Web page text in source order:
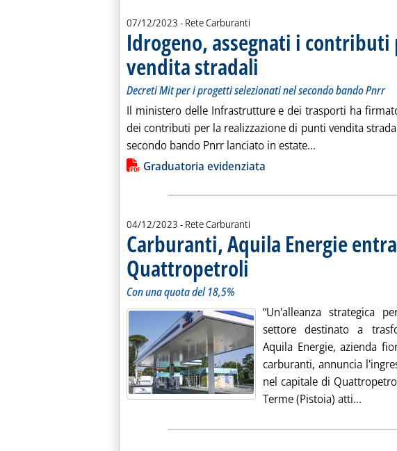
07/12/2023 - Rete Carburanti
Idrogeno, assegnati i
vendita stradali . Sottotitolo: Decreti Mit per i progetti
. Pubblicata giovedì 07 dicembre 2023
Decreti Mit per i progetti selezionati nel secondo bando Pnrr
Il ministero delle Infrastrutture e dei trasporti ha
dei contributi per la realizzazione di punti vendita
secondo bando Pnrr lanciato in estate... Leggi tutta la
Lista allegati PDF alla notizia
Graduatoria evidenziata
04/12/2023 - Rete Carburanti
Carburanti, Aquila Energie
Quattropetroli . Sottotitolo: Con una quota del 18,5%
. Pubblicata lunedì 04 dicembre 2023 alle
Con una quota del 18,5%
“Un'alleanza strategica
settore destinato a
Aquila Energie, azienda
carburanti, annuncia
nel capitale di
Terme (Pistoia) atti...